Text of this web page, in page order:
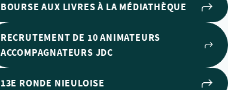
BOURSE AUX LIVRES À LA MÉDIATHÈQUE
RECRUTEMENT DE 10 ANIMATEURS
ACCOMPAGNATEURS JDC
13E RONDE NIEULOISE